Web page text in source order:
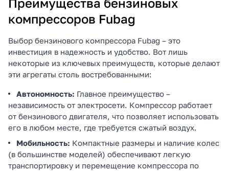
компрессоров Fubag
Выбор бензинового компрессора Fubag – это
инвестиция в надежность и удобство. Вот лишь
некоторые из ключевых преимуществ, которые делают
эти агрегаты столь востребованными:
Автономность: Главное преимущество –
независимость от электросети. Компрессор работает
от бензинового двигателя, что позволяет использовать
его в любом месте, где требуется сжатый воздух.
Мобильность: Компактные размеры и наличие колес
(в большинстве моделей) обеспечивают легкую
транспортировку и перемещение компрессора по